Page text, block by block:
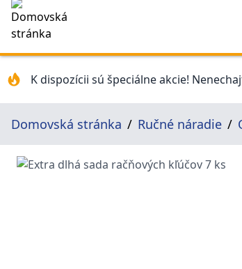
K dispozícii sú špeciálne akcie!
Domovská stránka Ručné náradie